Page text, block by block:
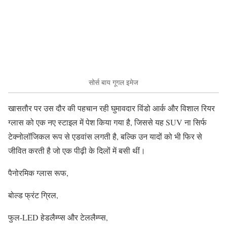
सोर्स बाय गूगल इमेज
खासतौर पर उस दौर की पहचान रही घुमावदार विंडो आर्क और विशाल रियर
ग्लास को एक नए स्टाइल में पेश किया गया है, जिससे यह SUV ना सिर्फ
टेक्नोलॉजिकल रूप से एडवांस लगती है, बल्कि उन यादों को भी फिर से
जीवित करती है जो एक पीढ़ी के दिलों में बसी थीं।
पैनोरमिक ग्लास रूफ,
बोल्ड फ्रंट ग्रिल,
फुल-LED हेडलैम्प्स और टेललैम्प्स,